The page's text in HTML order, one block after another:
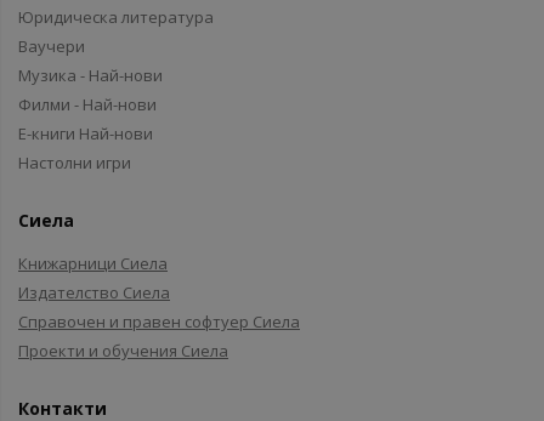
Юридическа литература
Ваучери
Музика - Най-нови
Филми - Най-нови
Е-книги Най-нови
Настолни игри
Сиела
Книжарници Сиела
Издателство Сиела
Справочен и правен софтуер Сиела
Проекти и обучения Сиела
Контакти